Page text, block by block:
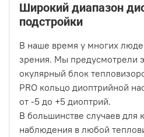
Широкий диапазон
подстройки
В наше время у многих
зрения. Мы предусмотрели
окулярный блок
PRO кольцо диоптрийной
от -5 до +5 диоптрий.
В большинстве случаев для
наблюдения в любой